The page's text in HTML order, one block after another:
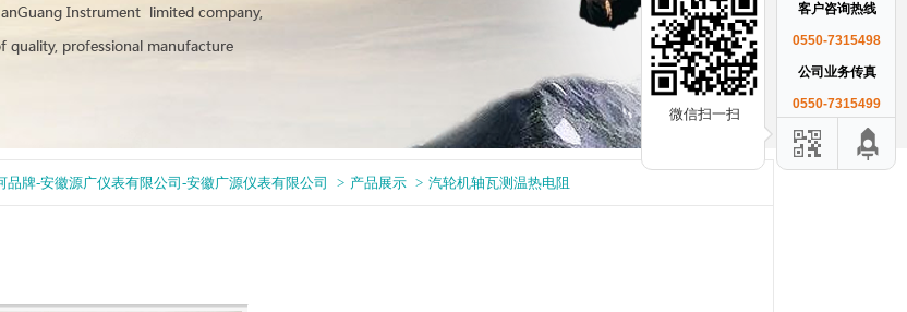
品牌-安徽源广仪表有限公司-安徽广源仪表有限公司 > 产品展示 > 汽轮机轴瓦测温热电阻
客户咨询热线
0550-7315498
公司业务传真
0550-7315499
微信扫一扫